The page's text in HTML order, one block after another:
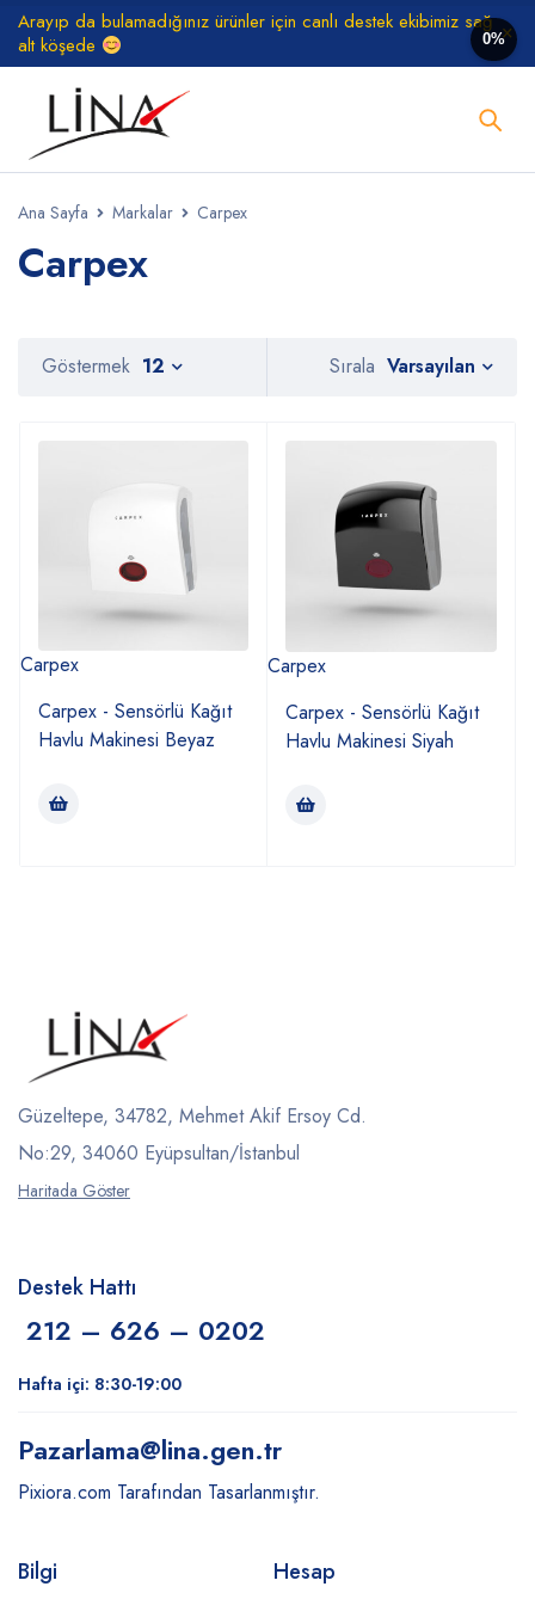
Arayıp da bulamadığınız ürünler için canlı destek ekibimiz sağ
alt köşede
Ana Sayfa Markalar Carpex
Carpex
Sırala Varsayılan
Göstermek 12
Carpex
Carpex - Sensörlü Kağıt
Havlu Makinesi Beyaz
Carpex
Carpex - Sensörlü Kağıt
Havlu Makinesi Siyah
Güzeltepe, 34782, Mehmet Akif Ersoy Cd.
No:29, 34060 Eyüpsultan/İstanbul
Haritada Göster
Destek Hattı
212 – 626 – 0202
Hafta içi: 8:30-19:00
Pazarlama@lina.gen.tr
Pixiora.com Tarafından Tasarlanmıştır.
Bilgi Hesap
0%